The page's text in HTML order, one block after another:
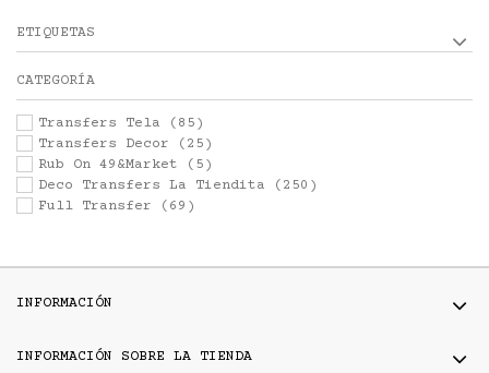
ETIQUETAS
CATEGORÍA
Transfers Tela (85)
Transfers Decor (25)
Rub On 49&Market (5)
Deco Transfers La Tiendita (250)
Full Transfer (69)
INFORMACIÓN
INFORMACIÓN SOBRE LA TIENDA